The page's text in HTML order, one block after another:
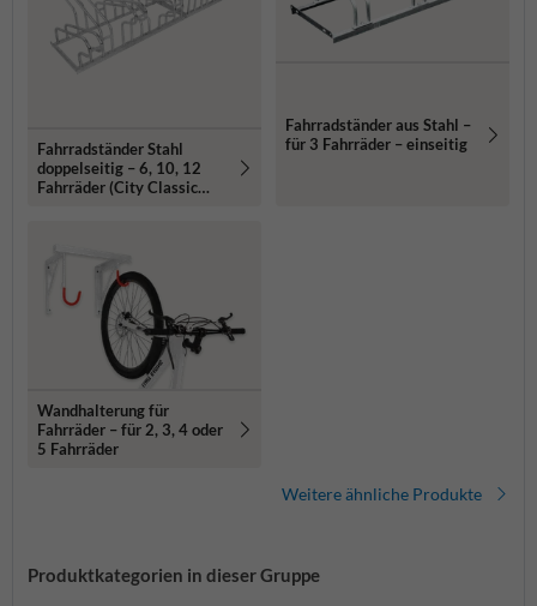
Fahrradständer Stahl
doppelseitig – 6, 10, 12
Fahrräder (City Classic
Fahrradständer aus Stahl –
für 3 Fahrräder – einseitig
Wandhalterung für
Fahrräder – für 2, 3, 4 oder
5 Fahrräder
Weitere ähnliche Produkte
Produktkategorien in dieser Gruppe